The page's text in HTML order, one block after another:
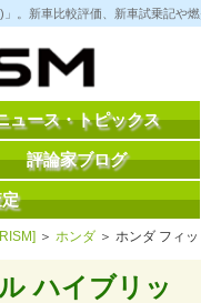
。新車比較評価、新車試乗記や
ュース・トピックス
評論家ブログ
＞ ホンダ ＞ ホンダ フィッ
ハイブリッ